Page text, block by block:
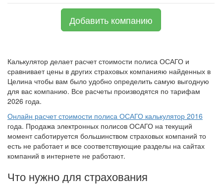
Добавить компанию
Калькулятор делает расчет стоимости полиса ОСАГО и
сравнивает цены в других страховых компанияю найденных в
Целина чтобы вам было удобно определить самую выгодную
для вас компанию. Все расчеты производятся по тарифам
2026 года.
Онлайн расчет стоимости полиса ОСАГО калькулятор 2016
года. Продажа электронных полисов ОСАГО на текущий
момент саботируется большинством страховых компаний то
есть не работает и все соответствующие разделы на сайтах
компаний в интернете не работают.
Что нужно для страхования